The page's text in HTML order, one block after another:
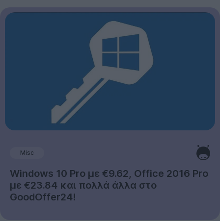
Misc
Windows 10 Pro με €9.62, Office 2016 Pro
με €23.84 και πολλά άλλα στο
GoodOffer24!